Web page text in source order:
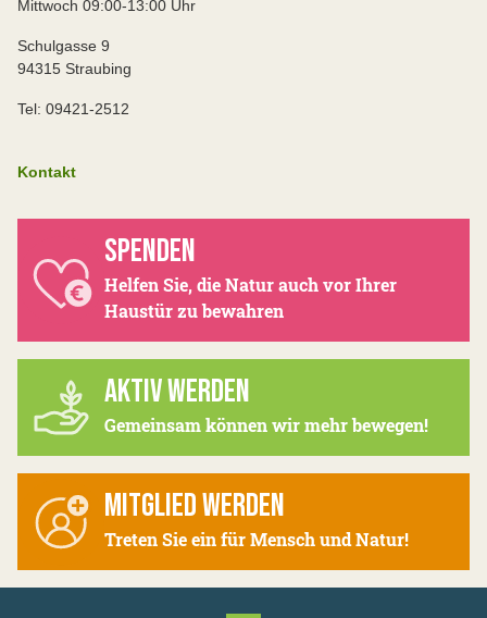
Mittwoch 09:00-13:00 Uhr
Schulgasse 9
94315 Straubing
Tel: 09421-2512
Kontakt
SPENDEN
Helfen Sie, die Natur auch vor Ihrer
Haustür zu bewahren
AKTIV WERDEN
Gemeinsam können wir mehr bewegen!
MITGLIED WERDEN
Treten Sie ein für Mensch und Natur!